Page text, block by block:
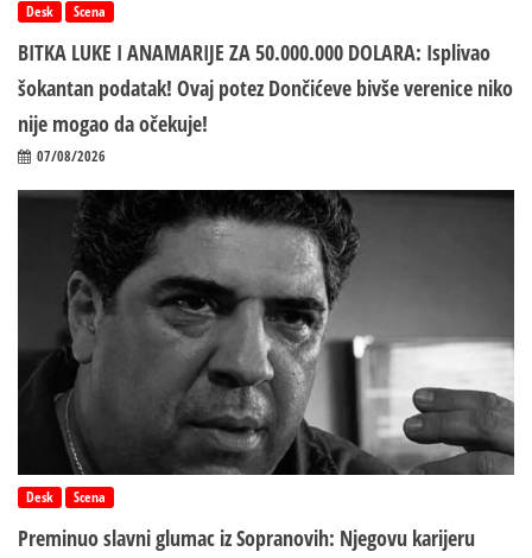
Desk Scena
BITKA LUKE I ANAMARIJE ZA 50.000.000 DOLARA: Isplivao
šokantan podatak! Ovaj potez Dončićeve bivše verenice niko
nije mogao da očekuje!
07/08/2026
Desk Scena
Preminuo slavni glumac iz Sopranovih: Njegovu karijeru